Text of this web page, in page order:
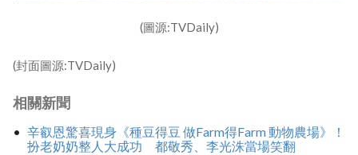
(圖源:TVDaily)
(封面圖源:TVDaily)
相關新聞
辛叡恩驚喜現身《種豆得豆 做Farm得Farm 動物農場》！
扮老奶奶整人大成功 都敬秀、李光洙當場笑翻